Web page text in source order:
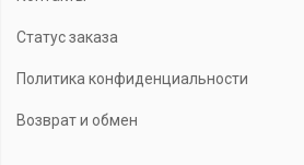
Статус заказа
Политика конфиденциальности
Возврат и обмен